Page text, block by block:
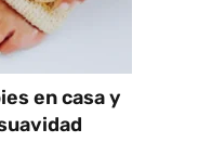
en casa y